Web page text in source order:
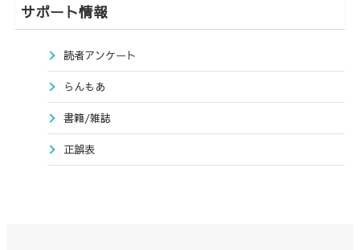
サポート情報
読者アンケート
らんもあ
書籍/雑誌
正誤表